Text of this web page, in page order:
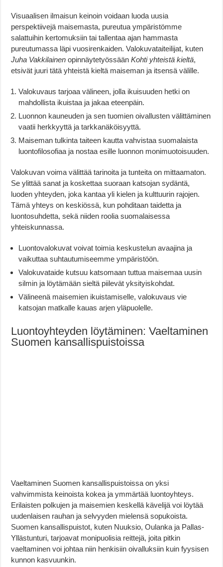
Visuaalisen ilmaisun keinoin voidaan luoda uusia
perspektiivejä maisemasta, pureutua ympäristömme
salattuihin kertomuksiin tai tallentaa ajan hammasta
pureutumassa läpi vuosirenkaiden. Valokuvataiteilijat, kuten
Juha Vakkilainen opinnäytetyössäänKohti yhteistä kieltä,
etsivät juuri tätä yhteistä kieltä maiseman ja itsensä välille.
Valokuvaus tarjoaa välineen, jolla ikuisuuden hetki on
mahdollista ikuistaa ja jakaa eteenpäin.
Luonnon kauneuden ja sen tuomien oivallusten välittäminen
vaatii herkkyyttä ja tarkkanäköisyyttä.
Maiseman tulkinta taiteen kautta vahvistaa suomalaista
luontofilosofiaa ja nostaa esille luonnon monimuotoisuuden.
Valokuvan voima välittää tarinoita ja tunteita on mittaamaton.
Se ylittää sanat ja koskettaa suoraan katsojan sydäntä,
luoden yhteyden, joka kantaa yli kielen ja kulttuurin rajojen.
Tämä yhteys on keskiössä, kun pohditaan taidetta ja
luontosuhdetta, sekä niiden roolia suomalaisessa
yhteiskunnassa.
Luontovalokuvat voivat toimia keskustelun avaajina ja
vaikuttaa suhtautumiseemme ympäristöön.
Valokuvataide kutsuu katsomaan tuttua maisemaa uusin
silmin ja löytämään sieltä piilevät yksityiskohdat.
Välineenä maisemien ikuistamiselle, valokuvaus vie
katsojan matkalle kauas arjen yläpuolelle.
Luontoyhteyden löytäminen: Vaeltaminen
Suomen kansallispuistoissa
Vaeltaminen Suomen kansallispuistoissa on yksi
vahvimmista keinoista kokea ja ymmärtää luontoyhteys.
Erilaisten polkujen ja maisemien keskellä kävelijä voi löytää
uudenlaisen rauhan ja selvyyden mielensä sopukoista.
Suomen kansallispuistot, kuten Nuuksio, Oulanka ja Pallas-
Yllästunturi, tarjoavat monipuolisia reittejä, joita pitkin
vaeltaminen voi johtaa niin henkisiin oivalluksiin kuin fyysisen
kunnon kasvuunkin.